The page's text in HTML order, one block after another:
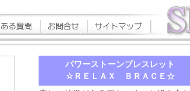
パワーストーンブレスレット
☆ＲＥＬＡＸ ＢＲＡＣＥ☆